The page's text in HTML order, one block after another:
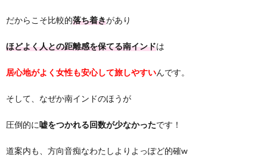
だからこそ比較的落ち着きがあり
ほどよく人との距離感を保てる南インドは
居心地がよく女性も安心して旅しやすいんです。
そして、なぜか南インドのほうが
圧倒的に嘘をつかれる回数が少なかったです！
道案内も、方向音痴なわたしよりよっぽど的確w